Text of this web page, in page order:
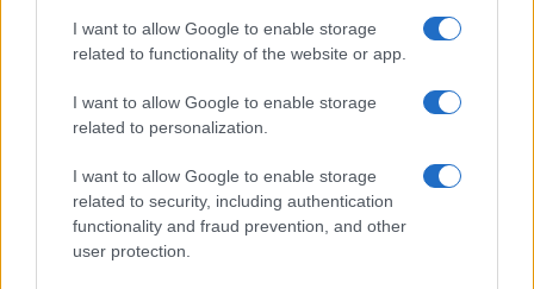
I want to allow Google to enable storage
related to functionality of the website or app.
I want to allow Google to enable storage
related to personalization.
I want to allow Google to enable storage
related to security, including authentication
functionality and fraud prevention, and other
user protection.
nazionali e internazionali, gli highlight delle partite, le
interviste ai protagonisti e i risultati in tempo reale di tutte
SEZIONI
Calcio